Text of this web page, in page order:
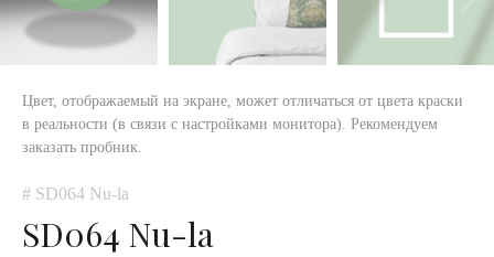
Цвет, отображаемый на экране, может отличаться от цвета краски
в реальности (в связи с настройками монитора). Рекомендуем
заказать пробник.
# SD064 Nu-la
SD064 Nu-la